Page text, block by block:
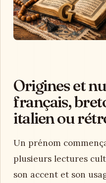
Origines et
français,
italien ou
Un prénom
plusieurs lectures
son accent et son